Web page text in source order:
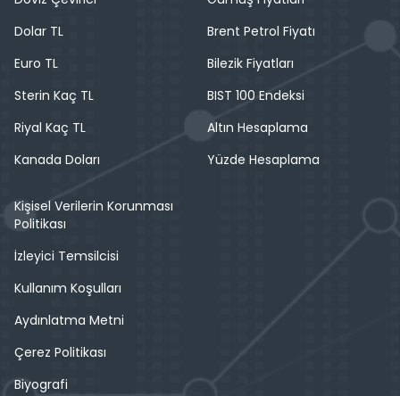
Dolar TL
Euro TL
Sterin Kaç TL
Riyal Kaç TL
Kanada Doları
Brent Petrol Fiyatı
Bilezik Fiyatları
BIST 100 Endeksi
Altın Hesaplama
Yüzde Hesaplama
Kişisel Verilerin Korunması
Politikası
İzleyici Temsilcisi
Kullanım Koşulları
Aydınlatma Metni
Çerez Politikası
Biyografi